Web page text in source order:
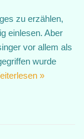
zu erzählen,
einlesen. Aber
vor allem als
wurde
»